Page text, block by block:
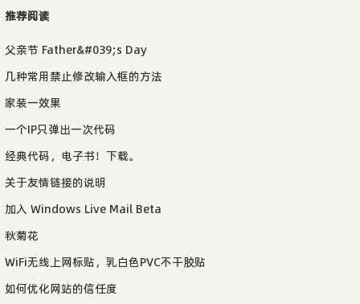
推荐阅读
父亲节 Father&#039;s Day
几种常用禁止修改输入框的方法
家装一效果
一个IP只弹出一次代码
经典代码，电子书！下载。
关于友情链接的说明
加入 Windows Live Mail Beta
秋菊花
WiFi无线上网标贴，乳白色PVC不干胶贴
如何优化网站的信任度